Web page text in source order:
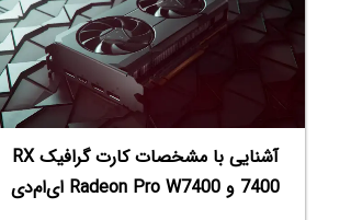
آشنایی با مشخصات کارت گرافیک RX
7400 و Radeon Pro W7400 ای‌ام‌دی